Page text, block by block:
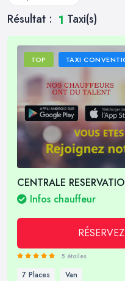
Résultat : 1 Taxi(s)
TOP TAXI
CENTRALE
Infos chauffeur
5 étoiles
7 Places Van